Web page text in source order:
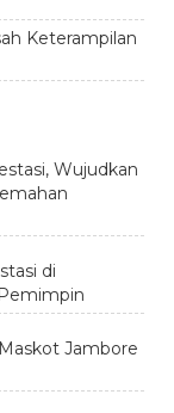
Keterampilan
Wujudkan
di
Jambore